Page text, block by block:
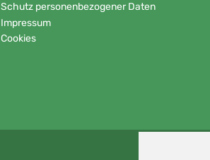
Schutz personenbezogener Daten
Impressum
Cookies